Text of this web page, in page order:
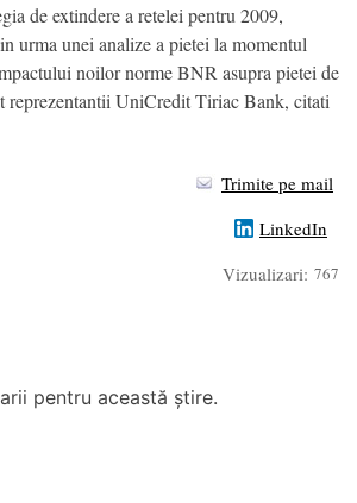
de extindere a retelei pentru 2009,
urma unei analize a pietei la momentul
noilor norme BNR asupra pietei de
reprezentantii UniCredit Tiriac Bank, citati
Trimite pe mail
LinkedIn
Vizualizari: 767
pentru această știre.